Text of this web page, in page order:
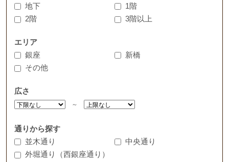
地下
1階
2階
3階以上
エリア
銀座
新橋
その他
広さ
～
通りから探す
並木通り
中央通り
外堀通り（西銀座通り）